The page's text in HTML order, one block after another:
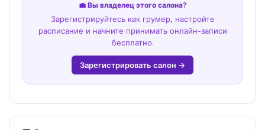
💼 Вы владелец этого салона?
Зарегистрируйтесь как грумер, настройте
расписание и начните принимать онлайн-записи
бесплатно.
Зарегистрировать салон →